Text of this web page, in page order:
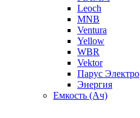
Leoch
MNB
Ventura
Yellow
WBR
Vektor
Парус Электро
Энергия
Емкость (Ач)